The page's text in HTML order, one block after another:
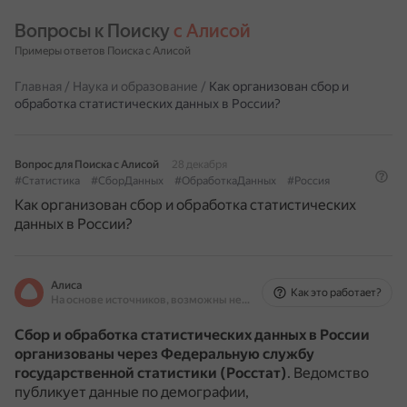
Вопросы к Поиску с Алисой
Примеры ответов Поиска с Алисой
Главная / Наука и образование / Как организован сбор и
обработка статистических данных в России?
Вопрос для Поиска с Алисой
28 декабря
#Статистика
#СборДанных #ОбработкаДанных #Россия
Как организован сбор и обработка статистических
данных в России?
Алиса
На основе источников, возможны неточности
Как это работает?
Сбор и обработка статистических данных в России
организованы через Федеральную службу
государственной статистики (Росстат). Ведомство
публикует данные по демографии,